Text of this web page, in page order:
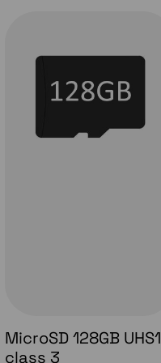
Helder display
MicroSD 128GB UHS1
class 3